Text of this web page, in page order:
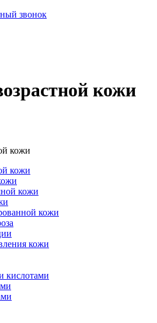
звонок
кожи
кожи
кожи
кожи
кожи
кожи
кислотами